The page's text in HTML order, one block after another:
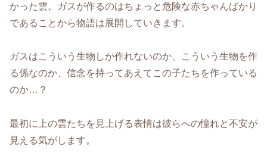
かった雲。ガスが作るのはちょっと危険な赤ちゃんばかり
であることから物語は展開していきます。
ガスはこういう生物しか作れないのか、こういう生物を作
る係なのか、信念を持ってあえてこの子たちを作っている
のか…？
最初に上の雲たちを見上げる表情は彼らへの憧れと不安が
見える気がします。